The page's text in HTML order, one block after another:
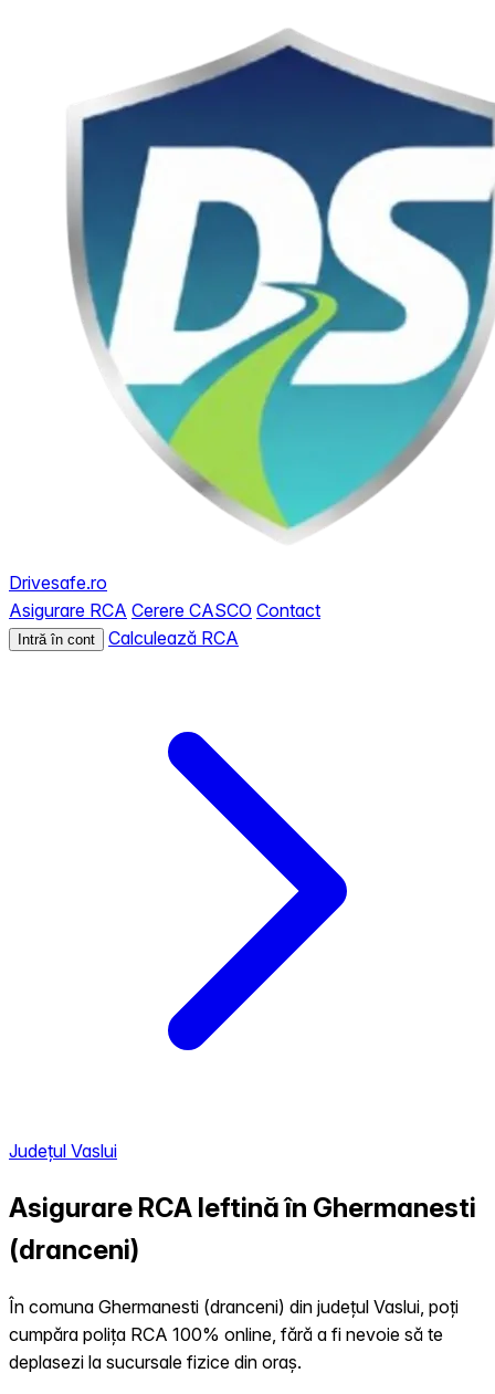
Drivesafe.ro
Asigurare RCA Cerere CASCO Contact
Intră în cont Calculează RCA
Județul Vaslui
Asigurare RCA Ieftină în Ghermanesti
(dranceni)
În comuna Ghermanesti (dranceni) din județul Vaslui, poți
cumpăra polița RCA 100% online, fără a fi nevoie să te
deplasezi la sucursale fizice din oraș.